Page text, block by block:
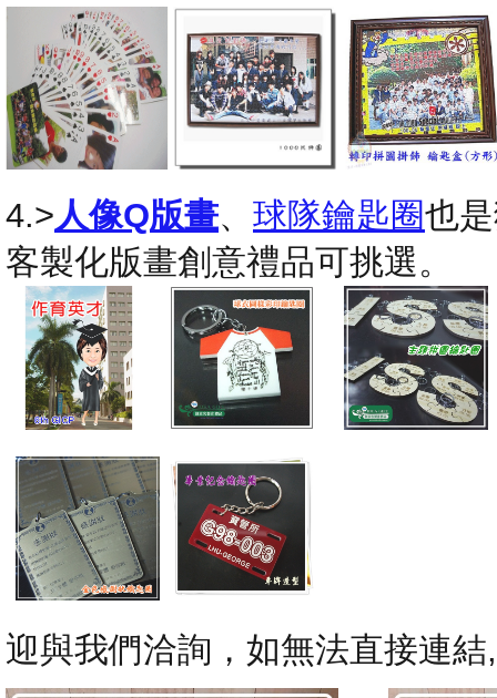
4.>人像Q版畫、 球隊鑰匙圈也
客製化版畫創意禮品可挑選。
迎與我們洽詢，如無法直接連